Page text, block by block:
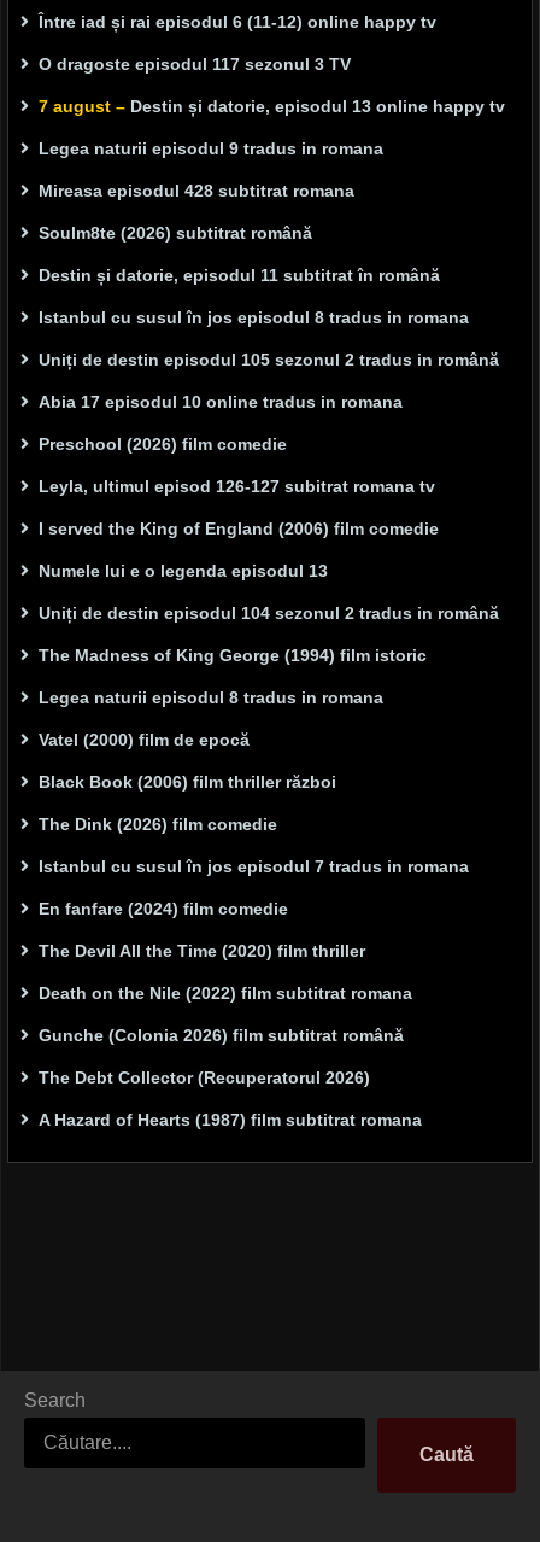
Între iad și rai episodul 6 (11-12) online happy tv
O dragoste episodul 117 sezonul 3 TV
7 august – Destin și datorie, episodul 13 online happy tv
Legea naturii episodul 9 tradus in romana
Mireasa episodul 428 subtitrat romana
Soulm8te (2026) subtitrat română
Destin și datorie, episodul 11 subtitrat în română
Istanbul cu susul în jos episodul 8 tradus in romana
Uniți de destin episodul 105 sezonul 2 tradus in română
Abia 17 episodul 10 online tradus in romana
Preschool (2026) film comedie
Leyla, ultimul episod 126-127 subitrat romana tv
I served the King of England (2006) film comedie
Numele lui e o legenda episodul 13
Uniți de destin episodul 104 sezonul 2 tradus in română
The Madness of King George (1994) film istoric
Legea naturii episodul 8 tradus in romana
Vatel (2000) film de epocă
Black Book (2006) film thriller război
The Dink (2026) film comedie
Istanbul cu susul în jos episodul 7 tradus in romana
En fanfare (2024) film comedie
The Devil All the Time (2020) film thriller
Death on the Nile (2022) film subtitrat romana
Gunche (Colonia 2026) film subtitrat română
The Debt Collector (Recuperatorul 2026)
A Hazard of Hearts (1987) film subtitrat romana
Search
Caută